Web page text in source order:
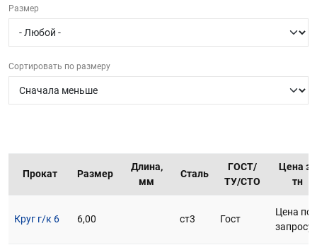
Размер
Сортировать по размеру
Прокат Размер
Длина,
мм
Сталь
ГОСТ/
ТУ/СТО
Цена за
тн
Круг г/к 6 6,00 ст3 Гост
Цена по
запросу